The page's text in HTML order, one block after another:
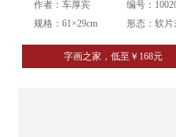
作者：车厚宾
规格：61×29cm
编号：
形态：软片
字画之家，低至￥168元